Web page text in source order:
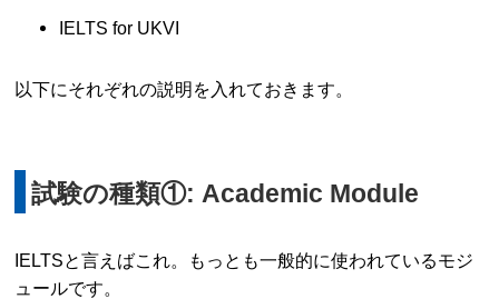
IELTS for UKVI
以下にそれぞれの説明を入れておきます。
試験の種類①: Academic Module
IELTSと言えばこれ。もっとも一般的に使われているモジ
ュールです。